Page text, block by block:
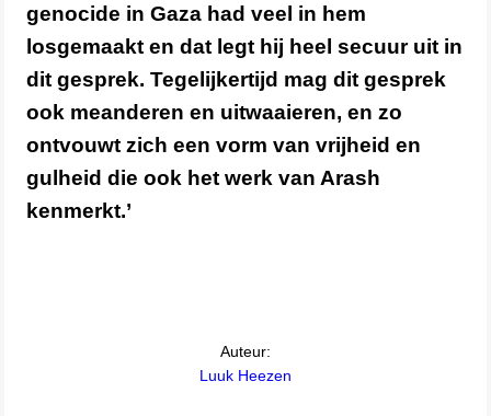
genocide in Gaza had veel in hem
losgemaakt en dat legt hij heel secuur uit in
dit gesprek. Tegelijkertijd mag dit gesprek
ook meanderen en uitwaaieren, en zo
ontvouwt zich een vorm van vrijheid en
gulheid die ook het werk van Arash
kenmerkt.’
Auteur:
Luuk Heezen